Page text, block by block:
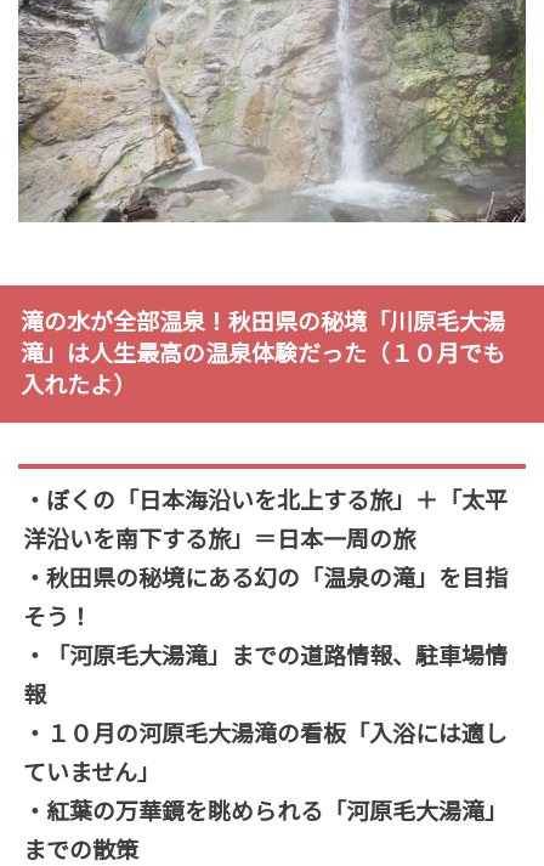
滝の水が全部温泉！秋田県の秘境「川原毛大湯
滝」は人生最高の温泉体験だった（１０月でも
入れたよ）
・ぼくの「日本海沿いを北上する旅」＋「太平
洋沿いを南下する旅」＝日本一周の旅
・秋田県の秘境にある幻の「温泉の滝」を目指
そう！
・「河原毛大湯滝」までの道路情報、駐車場情
報
・１０月の河原毛大湯滝の看板「入浴には適し
ていません」
・紅葉の万華鏡を眺められる「河原毛大湯滝」
までの散策